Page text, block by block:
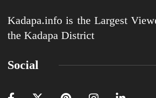
Kadapa.info is the Largest
the Kadapa District
Social